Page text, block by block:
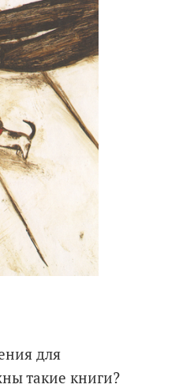
для
такие книги?